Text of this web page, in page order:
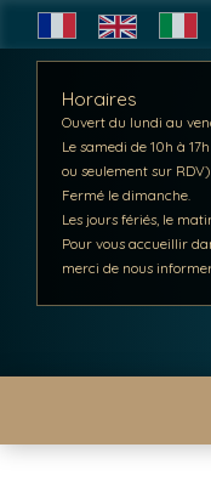
Horaires
Ouvert du lundi au
Le samedi de 10h à
ou seulement sur RDV)
Fermé le dimanche.
Les jours fériés, le
Pour vous accueillir
merci de nous